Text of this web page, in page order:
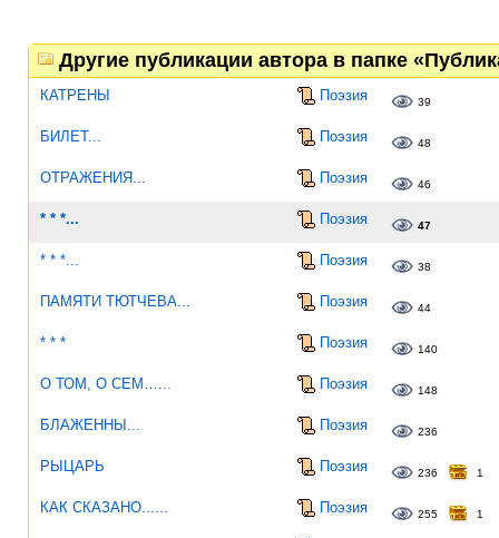
Другие публикации автора в папке
КАТРЕНЫ Поэзия 39
БИЛЕТ... Поэзия 48
ОТРАЖЕНИЯ... Поэзия 46
* * *... Поэзия 47
* * *... Поэзия 38
ПАМЯТИ ТЮТЧЕВА... Поэзия 44
* * * Поэзия 140
О ТОМ, О СЕМ…... Поэзия 148
БЛАЖЕННЫ... Поэзия 236
РЫЦАРЬ Поэзия 236 1
КАК СКАЗАНО...... Поэзия 255 1